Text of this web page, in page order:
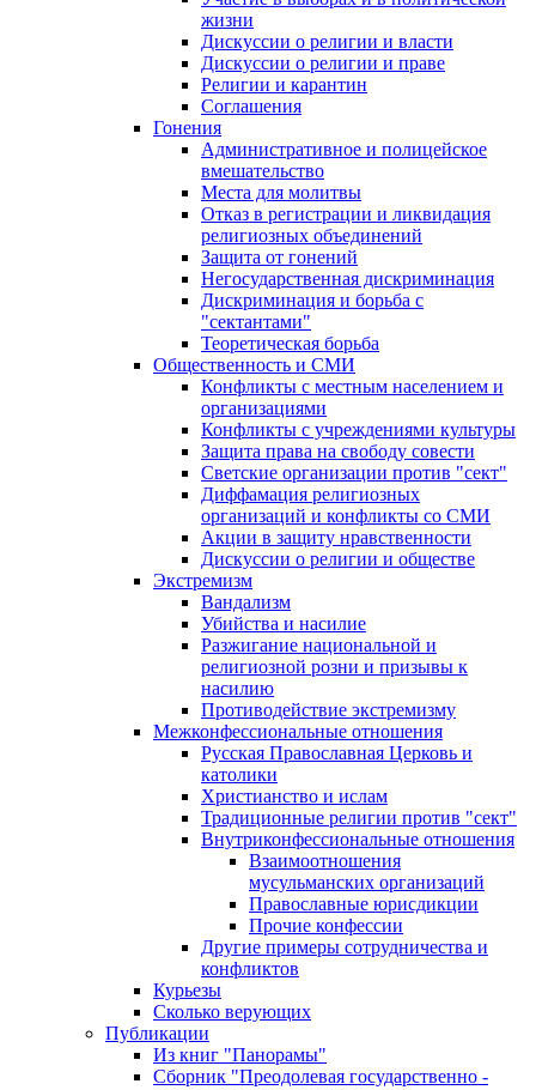
жизни
Дискуссии о религии и власти
Дискуссии о религии и праве
Религии и карантин
Соглашения
Гонения
Административное и полицейское
вмешательство
Места для молитвы
Отказ в регистрации и ликвидация
религиозных объединений
Защита от гонений
Негосударственная дискриминация
Дискриминация и борьба с
"сектантами"
Теоретическая борьба
Общественность и СМИ
Конфликты с местным населением и
организациями
Конфликты с учреждениями культуры
Защита права на свободу совести
Светские организации против "сект"
Диффамация религиозных
организаций и конфликты со СМИ
Акции в защиту нравственности
Дискуссии о религии и обществе
Экстремизм
Вандализм
Убийства и насилие
Разжигание национальной и
религиозной розни и призывы к
насилию
Противодействие экстремизму
Межконфессиональные отношения
Русская Православная Церковь и
католики
Христианство и ислам
Традиционные религии против "сект"
Внутриконфессиональные отношения
Взаимоотношения
мусульманских организаций
Православные юрисдикции
Прочие конфессии
Другие примеры сотрудничества и
конфликтов
Курьезы
Сколько верующих
Публикации
Из книг "Панорамы"
Сборник "Преодолевая государственно -